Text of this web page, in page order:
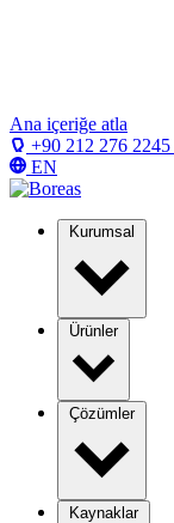
Ana içeriğe atla
+90 212 276 2245
EN
Kurumsal
Ürünler
Çözümler
Kaynaklar